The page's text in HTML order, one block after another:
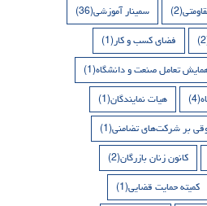
(2) سمینار آموزشی(36)
فضای کسب و کار(1)
تعامل صنعت و دانشگاه(1)
(4) هیات نمایندگان(1)
بر شرکت‌های تضامنی(1)
کانون زنان بازرگان(2)
کمیته حمایت قضایی(1)